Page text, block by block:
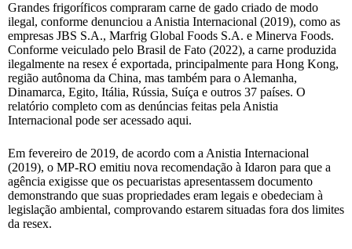
Grandes frigoríficos compraram carne de gado criado de modo
ilegal, conforme denunciou a Anistia Internacional (2019), como as
empresas JBS S.A., Marfrig Global Foods S.A. e Minerva Foods.
Conforme veiculado pelo Brasil de Fato (2022), a carne produzida
ilegalmente na resex é exportada, principalmente para Hong Kong,
região autônoma da China, mas também para o Alemanha,
Dinamarca, Egito, Itália, Rússia, Suíça e outros 37 países. O
relatório completo com as denúncias feitas pela Anistia
Internacional pode ser acessado aqui.
Em fevereiro de 2019, de acordo com a Anistia Internacional
(2019), o MP-RO emitiu nova recomendação à Idaron para que a
agência exigisse que os pecuaristas apresentassem documento
demonstrando que suas propriedades eram legais e obedeciam à
legislação ambiental, comprovando estarem situadas fora dos limites
da resex.